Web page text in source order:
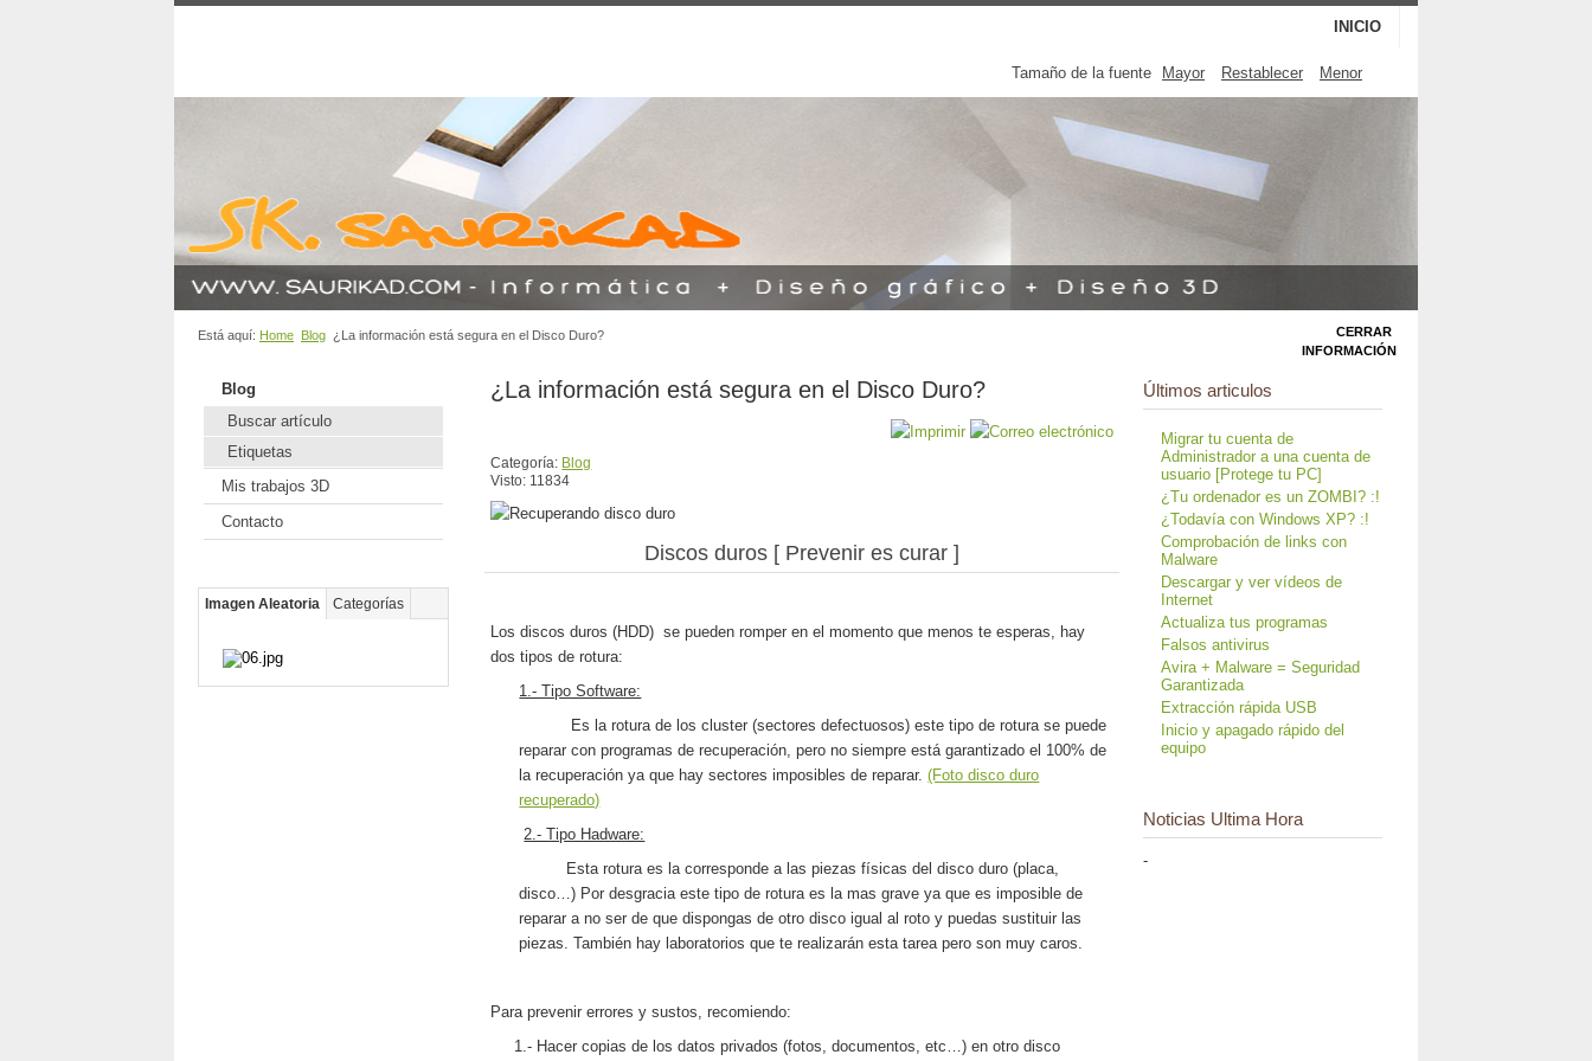
INICIO
Tamaño de la fuente Mayor Restablecer Menor
Está aquí: Home Blog ¿La información está segura en el Disco Duro?
Blog
Buscar artículo
Etiquetas
Mis trabajos 3D
Contacto
Imagen Aleatoria Categorías
¿La información está segura en el Disco Duro?
Categoría: Blog
Visto: 11834
Discos duros [ Prevenir es curar ]
Los discos duros (HDD) se pueden romper en el momento que menos te esperas, hay
dos tipos de rotura:
1.- Tipo Software:
Es la rotura de los cluster (sectores defectuosos) este tipo de rotura se puede
reparar con programas de recuperación, pero no siempre está garantizado el 100% de
la recuperación ya que hay sectores imposibles de reparar.(Foto disco duro
recuperado)
2.- Tipo Hadware:
Esta rotura es la corresponde a las piezas físicas del disco duro (placa,
disco…) Por desgracia este tipo de rotura es la mas grave ya que es imposible de
reparar a no ser de que dispongas de otro disco igual al roto y puedas sustituir las
piezas. También hay laboratorios que te realizarán esta tarea pero son muy caros.
Para prevenir errores y sustos, recomiendo:
1.- Hacer copias de los datos privados (fotos, documentos, etc…) en otro disco
CERRAR
INFORMACIÓN
Últimos articulos
Migrar tu cuenta de
Administrador a una cuenta de
usuario [Protege tu PC]
¿Tu ordenador es un ZOMBI? :!
¿Todavía con Windows XP? :!
Comprobación de links con
Malware
Descargar y ver vídeos de
Internet
Actualiza tus programas
Falsos antivirus
Avira + Malware = Seguridad
Garantizada
Extracción rápida USB
Inicio y apagado rápido del
equipo
Noticias Ultima Hora
-